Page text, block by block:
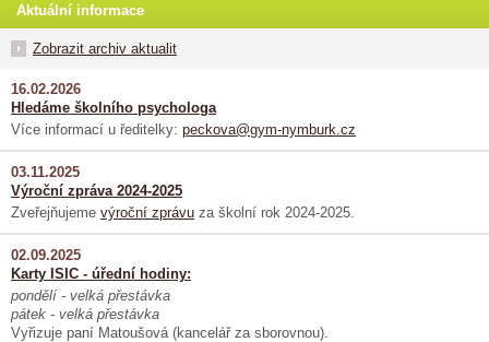
Aktuální informace
Zobrazit archiv aktualit
16.02.2026
Hledáme školního psychologa
Více informací u ředitelky: peckova@gym-nymburk.cz
03.11.2025
Výroční zpráva 2024-2025
Zveřejňujeme výroční zprávu za školní rok 2024-2025.
02.09.2025
Karty ISIC - úřední hodiny:
pondělí - velká přestávka
pátek - velká přestávka
Vyřizuje paní Matoušová (kancelář za sborovnou).